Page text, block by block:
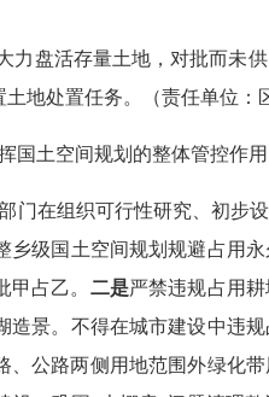
力盘活存量土地，对批而未
地处置任务。（责任单位：
国土空间规划的整体管控作
门在组织可行性研究、初步
级国土空间规划规避占用
占乙。 二是严禁违规占用
造景。不得在城市建设中违
、公路两侧用地范围外绿化